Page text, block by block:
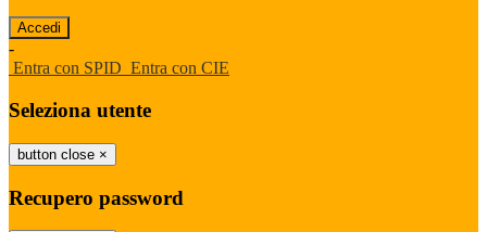
-
Entra con SPID Entra con CIE
Seleziona utente
button close ×
Recupero password